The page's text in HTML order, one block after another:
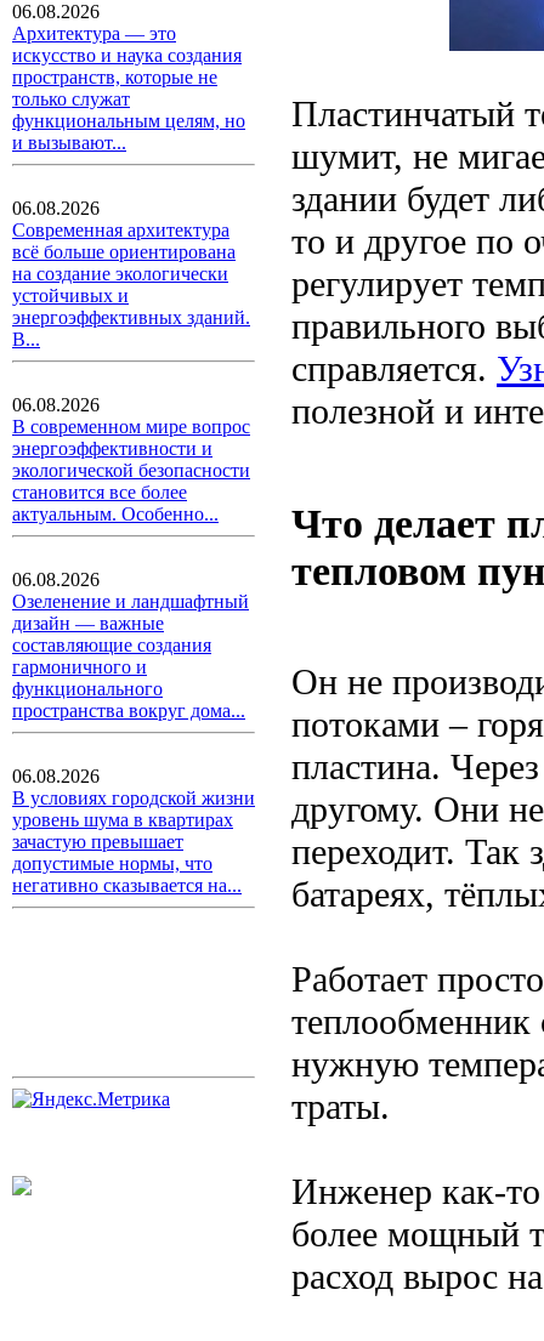
06.08.2026
Архитектура — это
искусство и наука создания
пространств, которые не
только служат
функциональным целям, но
и вызывают...
06.08.2026
Современная архитектура
всё больше ориентирована
на создание экологически
устойчивых и
энергоэффективных зданий.
В...
06.08.2026
В современном мире вопрос
энергоэффективности и
экологической безопасности
становится все более
актуальным. Особенно...
06.08.2026
Озеленение и ландшафтный
дизайн — важные
составляющие создания
гармоничного и
функционального
пространства вокруг дома...
06.08.2026
В условиях городской жизни
уровень шума в квартирах
зачастую превышает
допустимые нормы, что
негативно сказывается на...
Пластинчатый
шумит, не
здании будет
то и другое по
регулирует
правильного
справляется.
полезной и
Что делает
тепловом
Он не
потоками –
пластина.
другому. Они
переходит. Так
батареях,
Работает
теплообменник
нужную
траты.
Инженер как-
более мощный
расход вырос